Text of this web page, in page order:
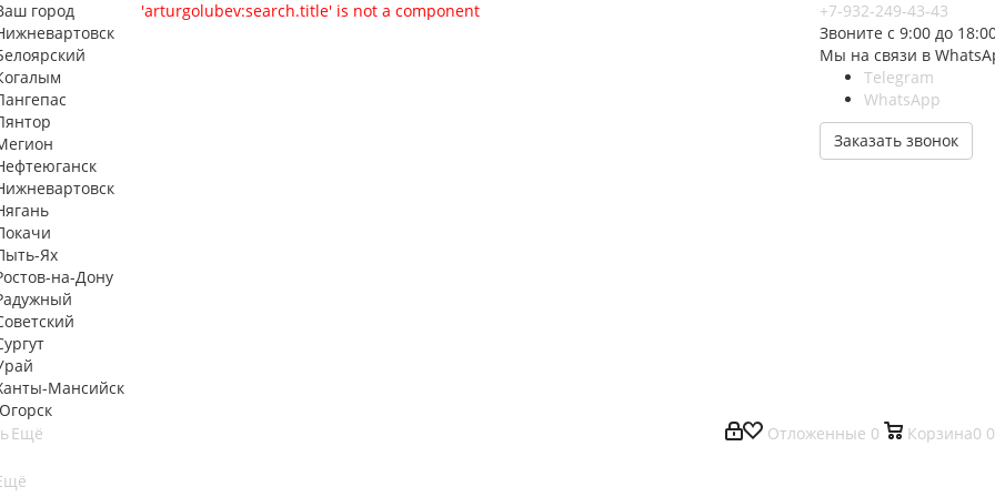
город
Ях
на-Дону
Мансийск
'arturgolubev:search.title' is not a component
+7-932-249-43-43
Звоните с 9:00 до
Мы на связи в
Telegram
WhatsApp
Заказать звонок
Отложенные 0 Корзина0 0
Ещё